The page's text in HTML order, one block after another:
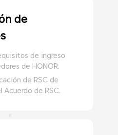
de
de ingreso
de HONOR.
de RSC de
Acuerdo de RSC.